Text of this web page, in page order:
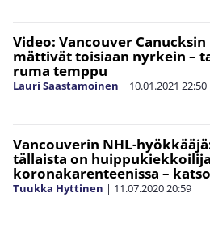
Video: Vancouver
mättivät toisiaan nyrkein –
ruma temppu
Lauri Saastamoinen | 10.01.2021 22:50
Vancouverin NHL-
tällaista on
koronakarenteenissa –
Tuukka Hyttinen | 11.07.202020:59